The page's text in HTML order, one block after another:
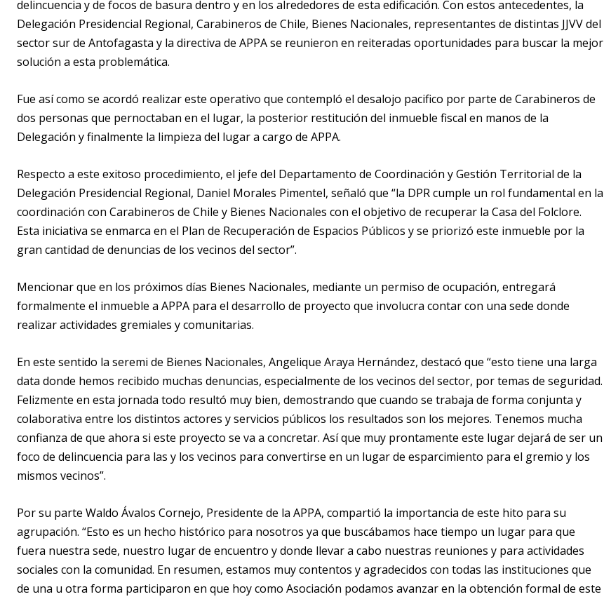
delincuencia y de focos de basura dentro y en los alrededores de esta edificación. Con estos antecedentes, la
Delegación Presidencial Regional, Carabineros de Chile, Bienes Nacionales, representantes de distintas JJVV del
sector sur de Antofagasta y la directiva de APPA se reunieron en reiteradas oportunidades para buscar la mejor
solución a esta problemática.
Fue así como se acordó realizar este operativo que contempló el desalojo pacifico por parte de Carabineros de
dos personas que pernoctaban en el lugar, la posterior restitución del inmueble fiscal en manos de la
Delegación y finalmente la limpieza del lugar a cargo de APPA.
Respecto a este exitoso procedimiento, el jefe del Departamento de Coordinación y Gestión Territorial de la
Delegación Presidencial Regional, Daniel Morales Pimentel, señaló que “la DPR cumple un rol fundamental en la
coordinación con Carabineros de Chile y Bienes Nacionales con el objetivo de recuperar la Casa del Folclore.
Esta iniciativa se enmarca en el Plan de Recuperación de Espacios Públicos y se priorizó este inmueble por la
gran cantidad de denuncias de los vecinos del sector”.
Mencionar que en los próximos días Bienes Nacionales, mediante un permiso de ocupación, entregará
formalmente el inmueble a APPA para el desarrollo de proyecto que involucra contar con una sede donde
realizar actividades gremiales y comunitarias.
En este sentido la seremi de Bienes Nacionales, Angelique Araya Hernández, destacó que “esto tiene una larga
data donde hemos recibido muchas denuncias, especialmente de los vecinos del sector, por temas de seguridad.
Felizmente en esta jornada todo resultó muy bien, demostrando que cuando se trabaja de forma conjunta y
colaborativa entre los distintos actores y servicios públicos los resultados son los mejores. Tenemos mucha
confianza de que ahora si este proyecto se va a concretar. Así que muy prontamente este lugar dejará de ser un
foco de delincuencia para las y los vecinos para convertirse en un lugar de esparcimiento para el gremio y los
mismos vecinos”.
Por su parte Waldo Ávalos Cornejo, Presidente de la APPA, compartió la importancia de este hito para su
agrupación. “Esto es un hecho histórico para nosotros ya que buscábamos hace tiempo un lugar para que
fuera nuestra sede, nuestro lugar de encuentro y donde llevar a cabo nuestras reuniones y para actividades
sociales con la comunidad. En resumen, estamos muy contentos y agradecidos con todas las instituciones que
de una u otra forma participaron en que hoy como Asociación podamos avanzar en la obtención formal de este